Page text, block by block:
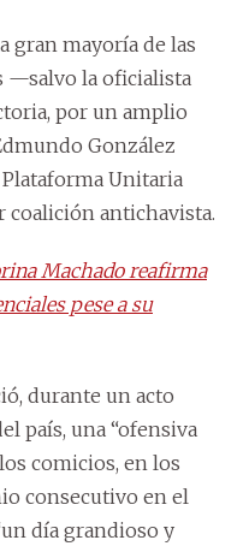
gran mayoría de las
—salvo la oficialista
por un amplio
González
Unitaria
coalición antichavista.
Machado reafirma
pese a su
durante un acto
país, una “ofensiva
comicios, en los
consecutivo en el
día grandioso y